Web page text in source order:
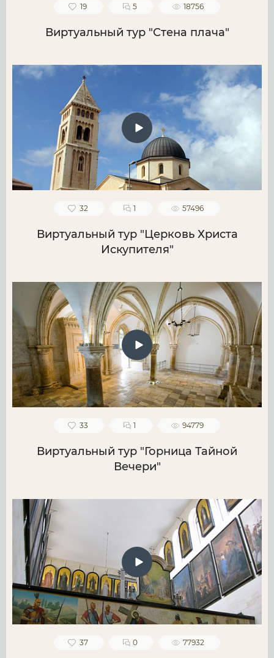
19 5 18756
Виртуальный тур "Стена плача"
32 1 57496
Виртуальный тур "Церковь Христа
Искупителя"
33 1 94779
Виртуальный тур "Горница Тайной
Вечери"
37 0 77932